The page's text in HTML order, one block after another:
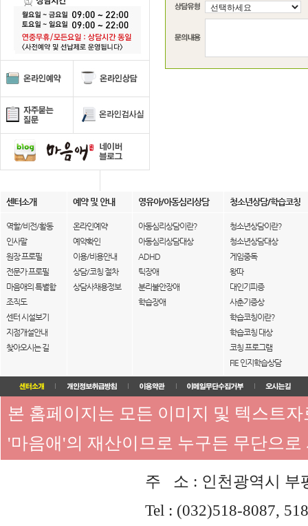
센터소개 예약 및 안내 영유아/아동심리상담 청소년상담/학습코칭
역할/비전/활동
인사말
원장 프로필
전문가 프로필
마음애의 특별함
조직도
센터 시설보기
지점개설안내
찾아오시는 길
온라인예약
예약확인
이용/비용안내
상담/코칭 절차
상담사채용정보
아동심리상담이란?
아동심리상담대상
ADHD
틱장애
분리불안장애
학습장애
청소년상담이란?
청소년상담대상
게임중독
왕따
대인기피증
사춘기증상
학습코칭이란?
학습코칭 대상
코칭 프로그램
FIE 인지학습상담
본 홈페이지는 모든 이미지 및 텍스트
'마음애'의 재산이므로 누구든 무단으
주 소 : 인천광역시 부
Tel : (032)518-8087,